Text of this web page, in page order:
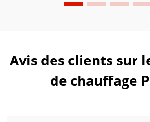
Avis des clients sur
de chauffage